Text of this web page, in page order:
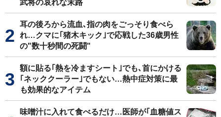
武将の哀れな末路
耳の後ろから流血､指の肉をごっそり食べら
れ…クマに｢猪木キック｣で応戦した36歳男性
の"数十秒間の死闘"
額に貼る｢熱を冷ますシート｣でも､首にかける
｢ネッククーラー｣でもない…熱中症対策に最
も効果的なアイテム
味噌汁に入れて食べるだけ…医師が｢血糖値ス